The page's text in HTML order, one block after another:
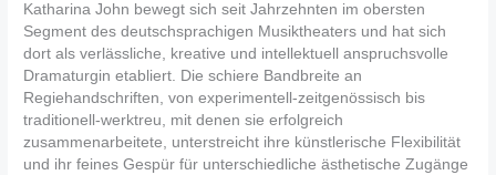
Katharina John bewegt sich seit Jahrzehnten im obersten
Segment des deutschsprachigen Musiktheaters und hat sich
dort als verlässliche, kreative und intellektuell anspruchsvolle
Dramaturgin etabliert. Die schiere Bandbreite an
Regiehandschriften, von experimentell-zeitgenössisch bis
traditionell-werktreu, mit denen sie erfolgreich
zusammenarbeitete, unterstreicht ihre künstlerische Flexibilität
und ihr feines Gespür für unterschiedliche ästhetische Zugänge